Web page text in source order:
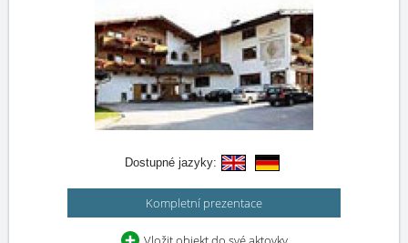
Dostupné jazyky:
Kompletní prezentace